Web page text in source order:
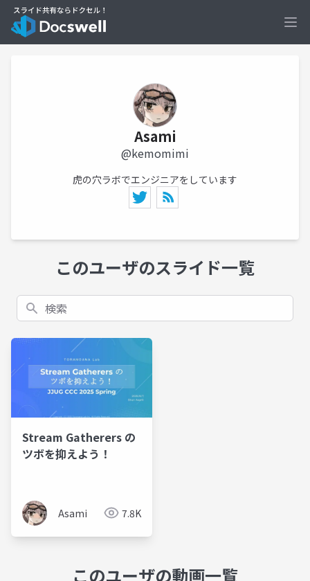
Asami
@kemomimi
虎の穴ラボでエンジニアをしています
このユーザのスライド一覧
検索
Stream Gatherers の
ツボを抑えよう！
Asami 7.8K
このユーザの動画一覧